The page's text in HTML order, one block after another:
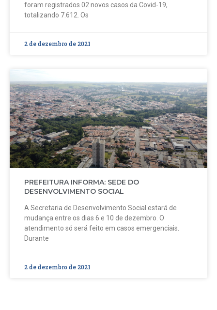
foram registrados 02 novos casos da Covid-19,
totalizando 7.612. Os
2 de dezembro de 2021
PREFEITURA INFORMA: SEDE DO
DESENVOLVIMENTO SOCIAL
A Secretaria de Desenvolvimento Social estará de
mudança entre os dias 6 e 10 de dezembro. O
atendimento só será feito em casos emergenciais.
Durante
2 de dezembro de 2021